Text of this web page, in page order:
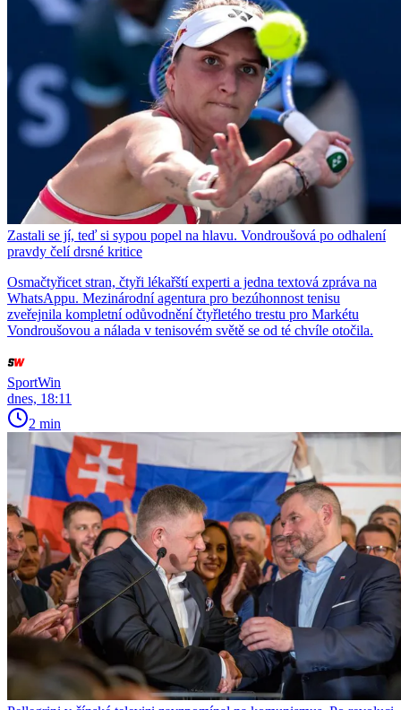
Zastali se jí, teď si sypou popel na hlavu. Vondroušová po odhalení
pravdy čelí drsné kritice
Osmačtyřicet stran, čtyři lékařští experti a jedna textová zpráva na
WhatsAppu. Mezinárodní agentura pro bezúhonnost tenisu
zveřejnila kompletní odůvodnění čtyřletého trestu pro Markétu
Vondroušovou a nálada v tenisovém světě se od té chvíle otočila.
SportWin
dnes, 18:11
2 min